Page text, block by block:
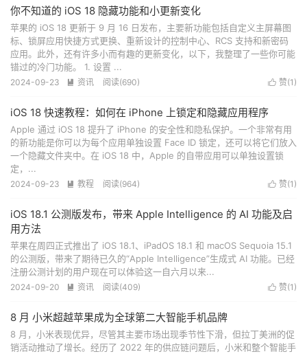
你不知道的 iOS 18 隐藏功能和小更新变化
苹果的 iOS 18 更新于 9 月 16 日发布，主要新功能包括自定义主屏幕图
标、锁屏应用快捷方式更换、重新设计的控制中心、RCS 支持和新密码
应用。此外，还有许多小而有趣的更新变化，以下，我整理了一些你可能
错过的冷门功能。 1. 设置 ...
 赞(1 )
2024-09-23  资讯 阅读(690)
iOS 18 快速教程：如何在 iPhone 上锁定和隐藏应用程序
Apple 通过 iOS 18 提升了 iPhone 的安全性和隐私保护。一个非常有用
的新功能是你可以为每个应用单独设置 Face ID 锁定，还可以将它们放入
一个隐藏文件夹中。在 iOS 18 中，Apple 的自带应用可以单独设置锁
定，...
 赞(1 )
2024-09-23  教程 阅读(964)
iOS 18.1 公测版发布，带来 Apple Intelligence 的 AI 功能及启
用方法
苹果在周四正式推出了 iOS 18.1、iPadOS 18.1 和 macOS Sequoia 15.1
的公测版，带来了期待已久的“Apple Intelligence”生成式 AI 功能。已经
注册公测计划的用户现在可以体验这一自六月以来...
 赞(1 )
2024-09-20  资讯 阅读(409)
8 月 小米超越苹果成为全球第二大智能手机品牌
8 月，小米表现优异，尽管其主要市场出现季节性下滑，但拉丁美洲的促
销活动推动了增长。经历了 2022 年的供应链问题后，小米和整个智能手